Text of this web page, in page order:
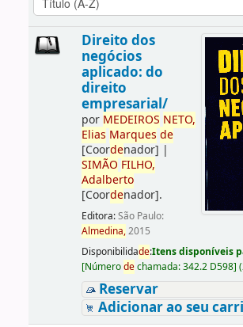
Direito dos
negócios
aplicado: do
direito
empresarial/
por MEDEIROS NETO,
Elias Marques de
[Coordenador] |
SIMÃO FILHO,
Adalberto
[Coordenador].
Editora:São Paulo:
Almedina,2015
Disponibilidade:Itens disponíveis
[Númerodechamada:342.2 D598]
Reservar
Adicionar ao seu